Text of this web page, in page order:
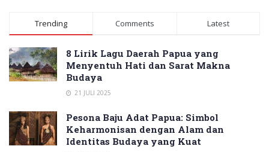
Trending Comments Latest
8 Lirik Lagu Daerah Papua yang
Menyentuh Hati dan Sarat Makna
Budaya
21 JULI 2025
Pesona Baju Adat Papua: Simbol
Keharmonisan dengan Alam dan
Identitas Budaya yang Kuat